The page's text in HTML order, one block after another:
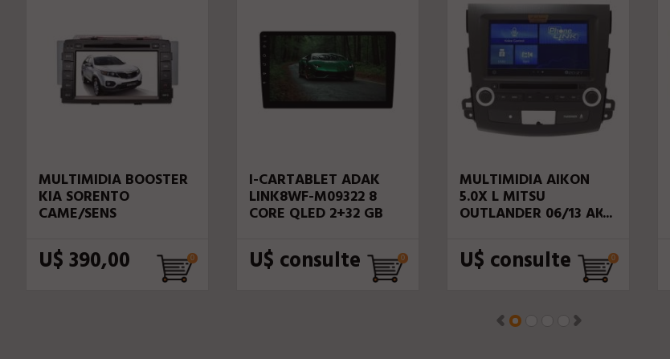
MULTIMIDIA BOOSTER
KIA SORENTO
CAME/SENS
U$ 390,00
I-CARTABLET ADAK
LINK8WF-M09322 8
CORE QLED 2+32 GB
U$ consulte
MULTIMIDIA AIKON
5.0X L MITSU
OUTLANDER 06/13 AK-
U$ consulte